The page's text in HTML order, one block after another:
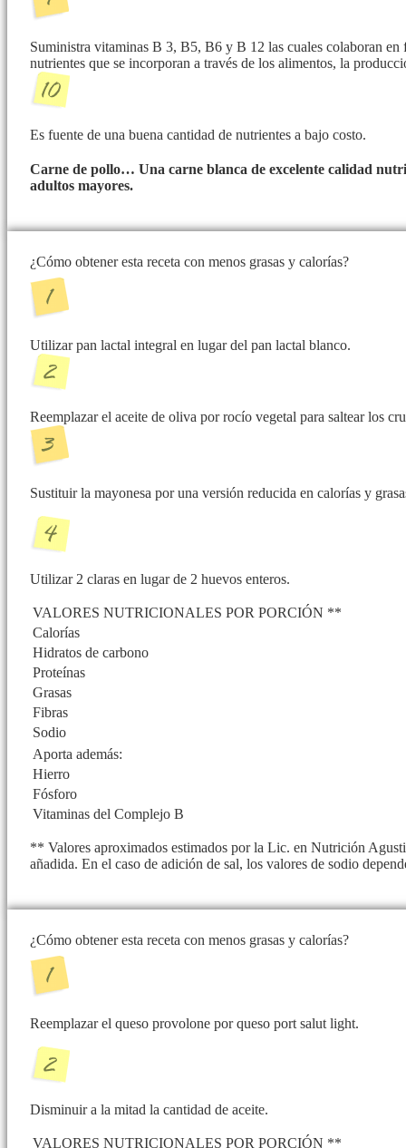
Suministra vitaminas B 3, B5, B6 y B 12 las cuales colaboran
nutrientes que se incorporan a través de los alimentos, la
Es fuente de una buena cantidad de nutrientes a bajo costo.
Carne de pollo… Una carne blanca de excelente calidad
adultos mayores.
¿Cómo obtener esta receta con menos grasas y calorías?
Utilizar pan lactal integral en lugar del pan lactal blanco.
Reemplazar el aceite de oliva por rocío vegetal para saltear los
Sustituir la mayonesa por una versión reducida en calorías y
Utilizar 2 claras en lugar de 2 huevos enteros.
VALORES NUTRICIONALES POR PORCIÓN **
Calorías
Hidratos de carbono
Proteínas
Grasas
Fibras
Sodio
Aporta además:
Hierro
Fósforo
Vitaminas del Complejo B
** Valores aproximados estimados por la Lic. en Nutrición
añadida. En el caso de adición de sal, los valores de sodio
¿Cómo obtener esta receta con menos grasas y calorías?
Reemplazar el queso provolone por queso port salut light.
Disminuir a la mitad la cantidad de aceite.
VALORES NUTRICIONALES POR PORCIÓN **